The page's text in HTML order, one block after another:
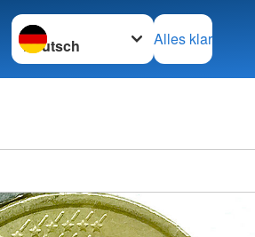
Sprache wechseln zu
Alles klar